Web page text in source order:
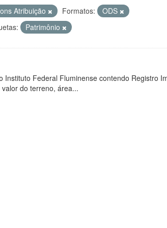
Atribuição Formatos:
ODS
Patrimônio
Instituto Federal Fluminense contendo Registro
do terreno, área...